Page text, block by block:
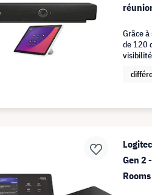
Grâce
de 120
Gen 2
Rooms